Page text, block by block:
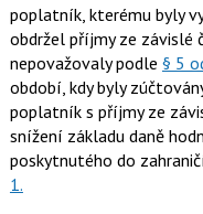
poplatník, kterému byly
obdržel příjmy ze závislé
nepovažovaly podle § 5
období, kdy byly
poplatník s příjmy ze
snížení základu daně
poskytnutého do
1.